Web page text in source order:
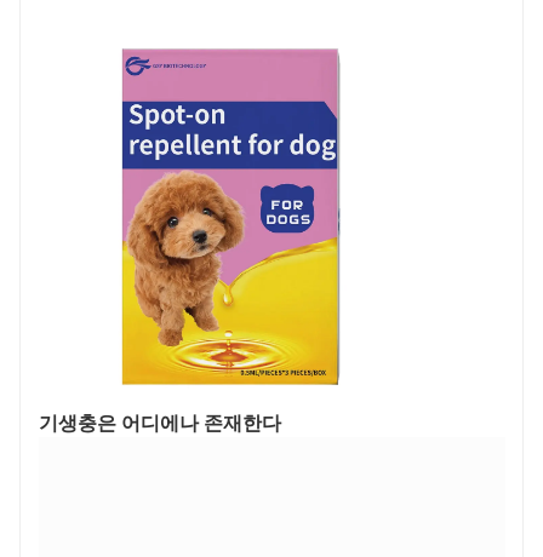
기생충은 어디에나 존재한다